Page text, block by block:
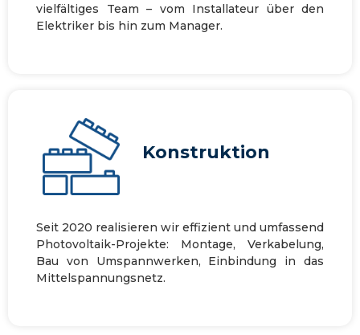
vielfältiges Team – vom Installateur über den
Elektriker bis hin zum Manager.
Konstruktion
Seit 2020 realisieren wir effizient und umfassend
Photovoltaik-Projekte: Montage, Verkabelung,
Bau von Umspannwerken, Einbindung in das
Mittelspannungsnetz.